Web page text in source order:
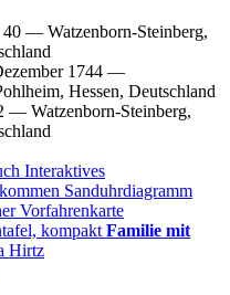
40 — Watzenborn-Steinberg,
1744 —
Hessen, Deutschland
— Watzenborn-Steinberg,
Interaktives
Sanduhrdiagramm
Vorfahrenkarte
kompakt Familie mit
Hirtz